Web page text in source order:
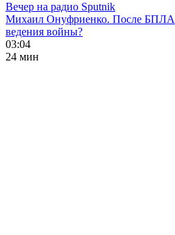
Вечер на радио Sputnik
Михаил Онуфриенко. После БПЛА:
ведения войны?
03:04
24 мин